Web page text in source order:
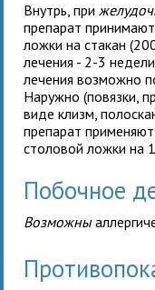
Внутрь, при
препарат
ложки на стакан
лечения - 2-3
лечения возможно
Наружно (повязки,
виде клизм,
препарат
столовой ложки на
Побочное
Возможны